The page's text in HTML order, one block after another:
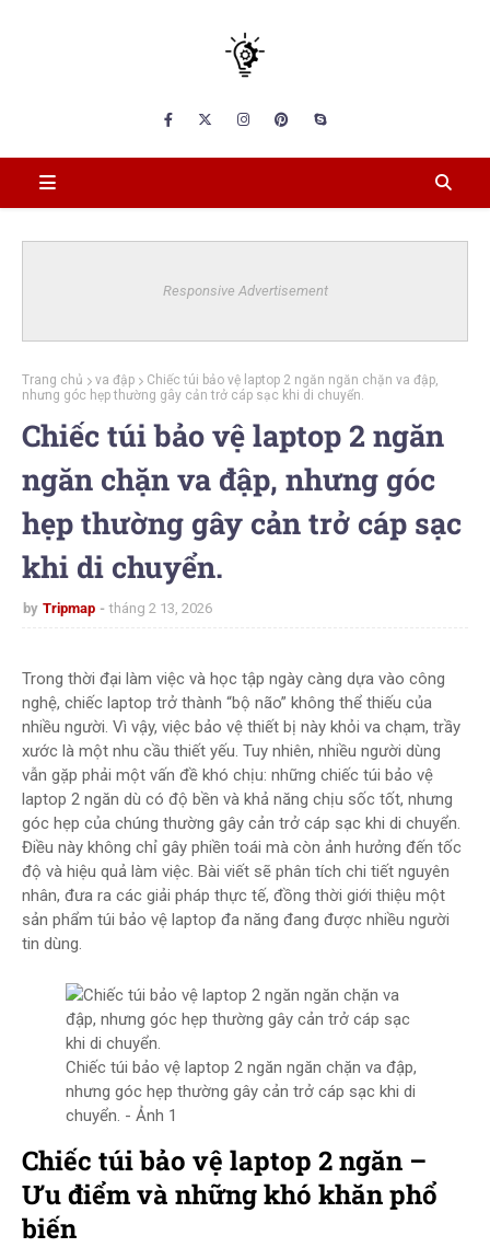
Responsive Advertisement
Trang chủ va đập
Chiếc túi bảo vệ laptop 2 ngăn ngăn chặn va đập,
nhưng góc hẹp thường gây cản trở cáp sạc khi di chuyển.
Chiếc túi bảo vệ laptop 2 ngăn
ngăn chặn va đập, nhưng góc
hẹp thường gây cản trở cáp sạc
khi di chuyển.
by Tripmap tháng 2 13, 2026
Trong thời đại làm việc và học tập ngày càng dựa vào công
nghệ, chiếc laptop trở thành “bộ não” không thể thiếu của
nhiều người. Vì vậy, việc bảo vệ thiết bị này khỏi va chạm, trầy
xước là một nhu cầu thiết yếu. Tuy nhiên, nhiều người dùng
vẫn gặp phải một vấn đề khó chịu: những chiếc túi bảo vệ
laptop 2 ngăn dù có độ bền và khả năng chịu sốc tốt, nhưng
góc hẹp của chúng thường gây cản trở cáp sạc khi di chuyển.
Điều này không chỉ gây phiền toái mà còn ảnh hưởng đến tốc
độ và hiệu quả làm việc. Bài viết sẽ phân tích chi tiết nguyên
nhân, đưa ra các giải pháp thực tế, đồng thời giới thiệu một
sản phẩm túi bảo vệ laptop đa năng đang được nhiều người
tin dùng.
Chiếc túi bảo vệ laptop 2 ngăn ngăn chặn va đập,
nhưng góc hẹp thường gây cản trở cáp sạc khi di
chuyển. - Ảnh 1
Chiếc túi bảo vệ laptop 2 ngăn –
Ưu điểm và những khó khăn phổ
biến